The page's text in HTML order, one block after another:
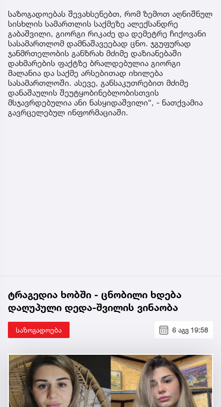
საზოგადოებას შევახსენებთ, რომ ზემოთ აღნიშნულ
სისხლის სამართლის საქმეზე ალექსანდრე
გაბაშვილი, გიორგი რიკაძე და დემეტრე ჩიქოვანი
სასამართლომ დამნაშავეებად ცნო. ჯგუფურად
ჯანმრთელობის განზრახ მძიმე დაზიანებაში
დახმარების ფაქტზე ბრალდებულია გიორგი
მალანია და საქმე არსებითად იხილება
სასამართლოში. ასევე, განსაკუთრებით მძიმე
დანაშაულის შეუტყობინებლობისთვის
მსჯავრდებულია ანი ნასყიდაშვილი“, - ნათქვამია
გავრცელებულ ინფორმაციაში.
ტრაგედია ხობში - ცნობილი ხდება
დაღუპული დედა-შვილის ვინაობა
საზოგადოება 6 აგვ 19:58